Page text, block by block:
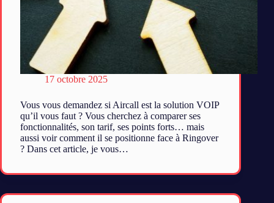
17 octobre 2025
Vous vous demandez si Aircall est la solution VOIP
qu’il vous faut ? Vous cherchez à comparer ses
fonctionnalités, son tarif, ses points forts… mais
aussi voir comment il se positionne face à Ringover
? Dans cet article, je vous…